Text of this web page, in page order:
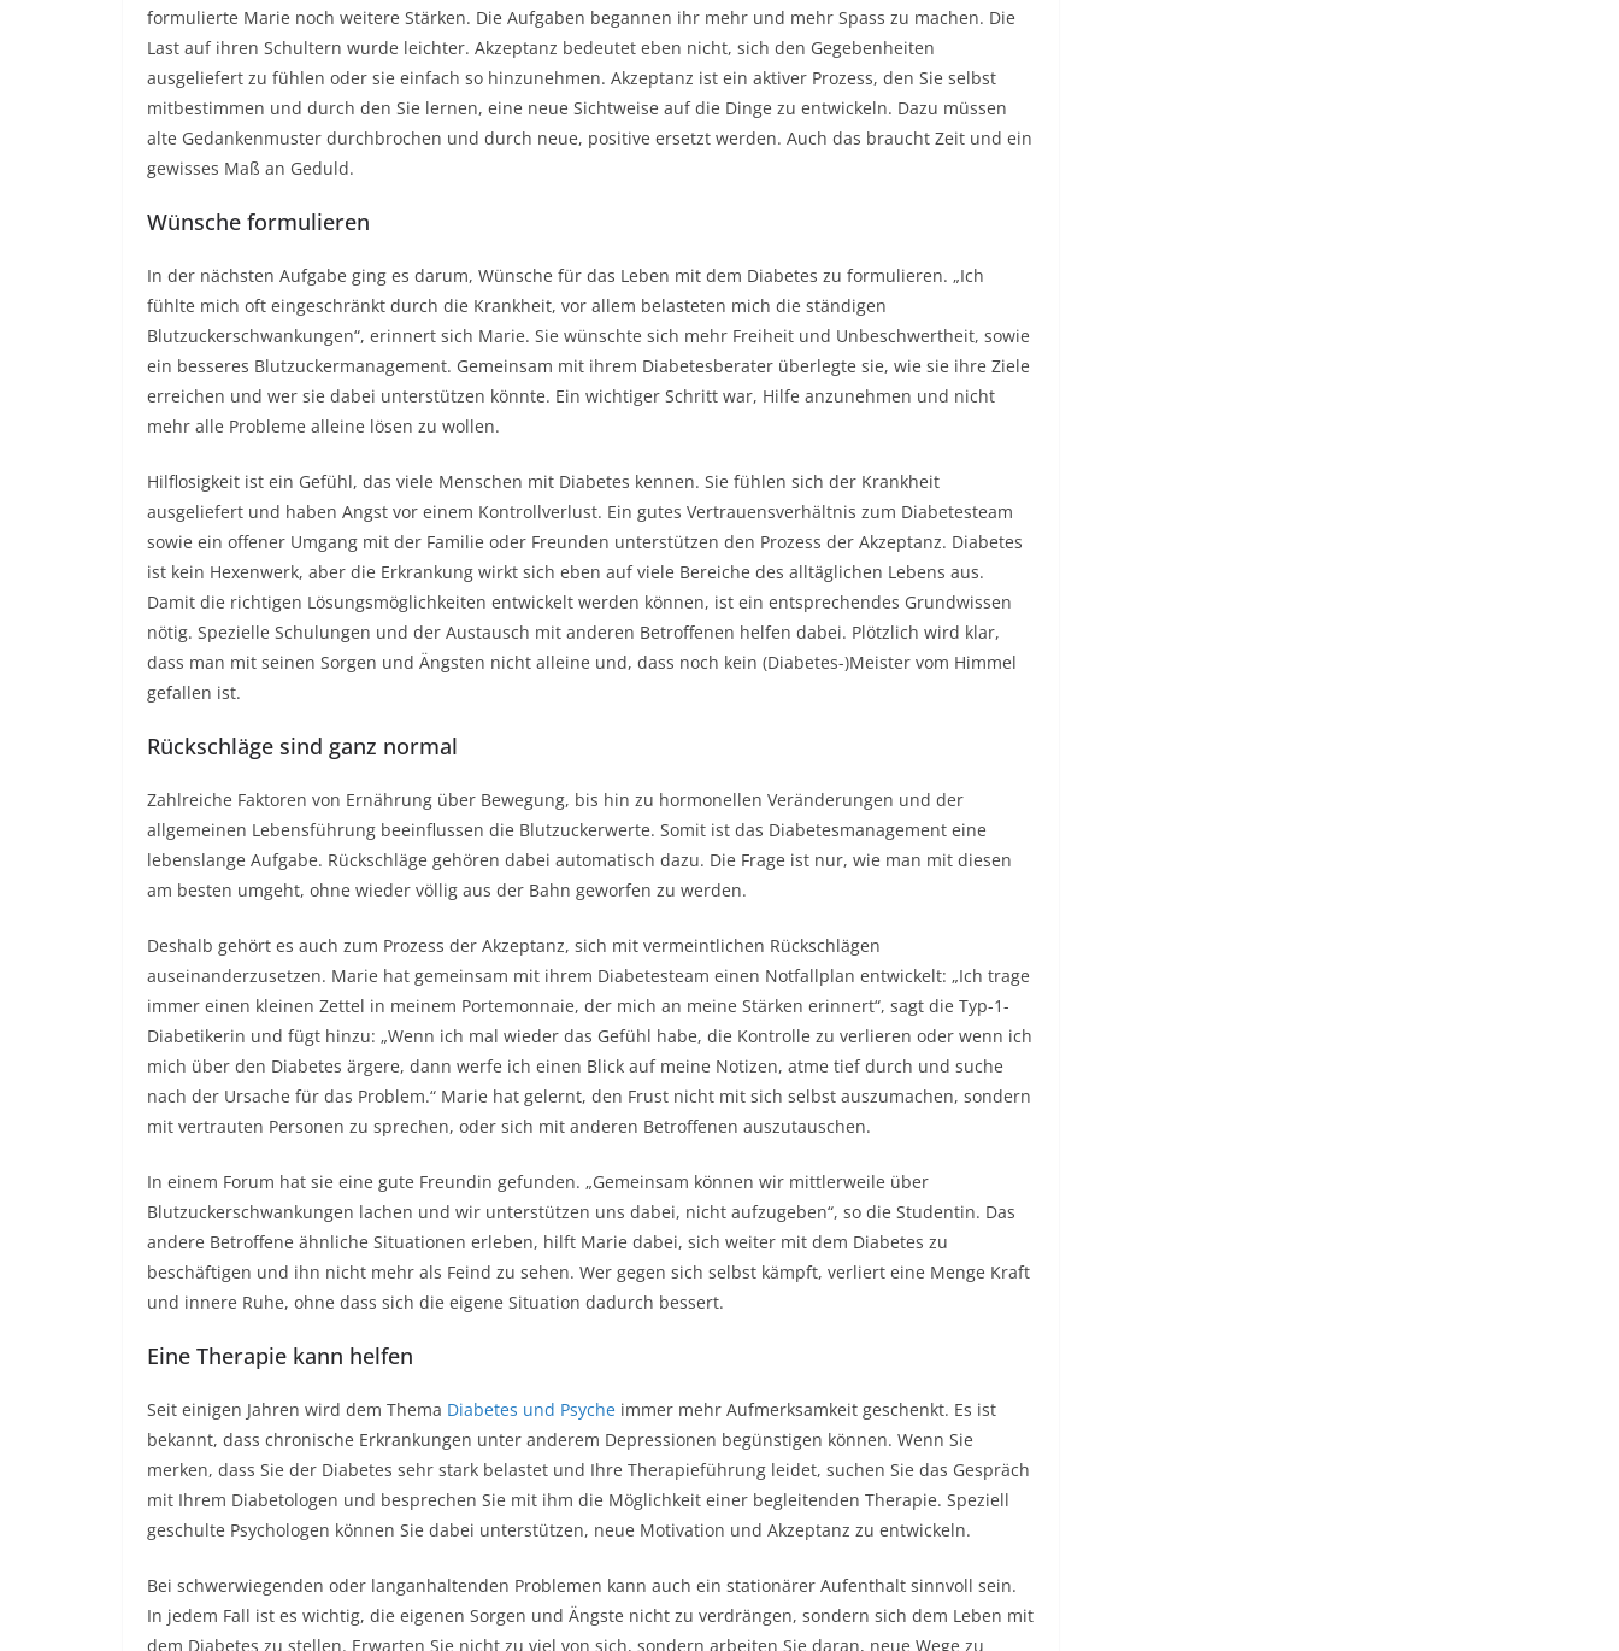
formulierte Marie noch weitere Stärken. Die Aufgaben begannen ihr mehr und mehr Spass zu machen. Die
Last auf ihren Schultern wurde leichter. Akzeptanz bedeutet eben nicht, sich den Gegebenheiten
ausgeliefert zu fühlen oder sie einfach so hinzunehmen. Akzeptanz ist ein aktiver Prozess, den Sie selbst
mitbestimmen und durch den Sie lernen, eine neue Sichtweise auf die Dinge zu entwickeln. Dazu müssen
alte Gedankenmuster durchbrochen und durch neue, positive ersetzt werden. Auch das braucht Zeit und ein
gewisses Maß an Geduld.
Wünsche formulieren
In der nächsten Aufgabe ging es darum, Wünsche für das Leben mit dem Diabetes zu formulieren. „Ich
fühlte mich oft eingeschränkt durch die Krankheit, vor allem belasteten mich die ständigen
Blutzuckerschwankungen“, erinnert sich Marie. Sie wünschte sich mehr Freiheit und Unbeschwertheit, sowie
ein besseres Blutzuckermanagement. Gemeinsam mit ihrem Diabetesberater überlegte sie, wie sie ihre Ziele
erreichen und wer sie dabei unterstützen könnte. Ein wichtiger Schritt war, Hilfe anzunehmen und nicht
mehr alle Probleme alleine lösen zu wollen.
Hilflosigkeit ist ein Gefühl, das viele Menschen mit Diabetes kennen. Sie fühlen sich der Krankheit
ausgeliefert und haben Angst vor einem Kontrollverlust. Ein gutes Vertrauensverhältnis zum Diabetesteam
sowie ein offener Umgang mit der Familie oder Freunden unterstützen den Prozess der Akzeptanz. Diabetes
ist kein Hexenwerk, aber die Erkrankung wirkt sich eben auf viele Bereiche des alltäglichen Lebens aus.
Damit die richtigen Lösungsmöglichkeiten entwickelt werden können, ist ein entsprechendes Grundwissen
nötig. Spezielle Schulungen und der Austausch mit anderen Betroffenen helfen dabei. Plötzlich wird klar,
dass man mit seinen Sorgen und Ängsten nicht alleine und, dass noch kein (Diabetes-)Meister vom Himmel
gefallen ist.
Rückschläge sind ganz normal
Zahlreiche Faktoren von Ernährung über Bewegung, bis hin zu hormonellen Veränderungen und der
allgemeinen Lebensführung beeinflussen die Blutzuckerwerte. Somit ist das Diabetesmanagement eine
lebenslange Aufgabe. Rückschläge gehören dabei automatisch dazu. Die Frage ist nur, wie man mit diesen
am besten umgeht, ohne wieder völlig aus der Bahn geworfen zu werden.
Deshalb gehört es auch zum Prozess der Akzeptanz, sich mit vermeintlichen Rückschlägen
auseinanderzusetzen. Marie hat gemeinsam mit ihrem Diabetesteam einen Notfallplan entwickelt: „Ich trage
immer einen kleinen Zettel in meinem Portemonnaie, der mich an meine Stärken erinnert“, sagt die Typ-1-
Diabetikerin und fügt hinzu: „Wenn ich mal wieder das Gefühl habe, die Kontrolle zu verlieren oder wenn ich
mich über den Diabetes ärgere, dann werfe ich einen Blick auf meine Notizen, atme tief durch und suche
nach der Ursache für das Problem.“ Marie hat gelernt, den Frust nicht mit sich selbst auszumachen, sondern
mit vertrauten Personen zu sprechen, oder sich mit anderen Betroffenen auszutauschen.
In einem Forum hat sie eine gute Freundin gefunden. „Gemeinsam können wir mittlerweile über
Blutzuckerschwankungen lachen und wir unterstützen uns dabei, nicht aufzugeben“, so die Studentin. Das
andere Betroffene ähnliche Situationen erleben, hilft Marie dabei, sich weiter mit dem Diabetes zu
beschäftigen und ihn nicht mehr als Feind zu sehen. Wer gegen sich selbst kämpft, verliert eine Menge Kraft
und innere Ruhe, ohne dass sich die eigene Situation dadurch bessert.
Eine Therapie kann helfen
Seit einigen Jahren wird dem Thema Diabetes und Psyche immer mehr Aufmerksamkeit geschenkt. Es ist
bekannt, dass chronische Erkrankungen unter anderem Depressionen begünstigen können. Wenn Sie
merken, dass Sie der Diabetes sehr stark belastet und Ihre Therapieführung leidet, suchen Sie das Gespräch
mit Ihrem Diabetologen und besprechen Sie mit ihm die Möglichkeit einer begleitenden Therapie. Speziell
geschulte Psychologen können Sie dabei unterstützen, neue Motivation und Akzeptanz zu entwickeln.
Bei schwerwiegenden oder langanhaltenden Problemen kann auch ein stationärer Aufenthalt sinnvoll sein.
In jedem Fall ist es wichtig, die eigenen Sorgen und Ängste nicht zu verdrängen, sondern sich dem Leben mit
dem Diabetes zu stellen. Erwarten Sie nicht zu viel von sich, sondern arbeiten Sie daran, neue Wege zu